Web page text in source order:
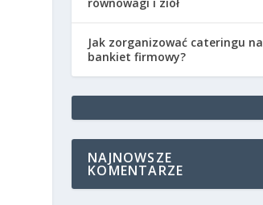
Jak zorganizować cateringu na
bankiet firmowy?
NAJNOWSZE
KOMENTARZE